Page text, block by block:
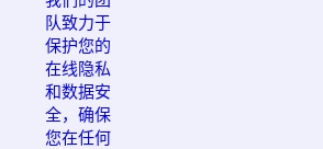
队致力于
保护您的
在线隐私
和数据安
全，确保
您在任何